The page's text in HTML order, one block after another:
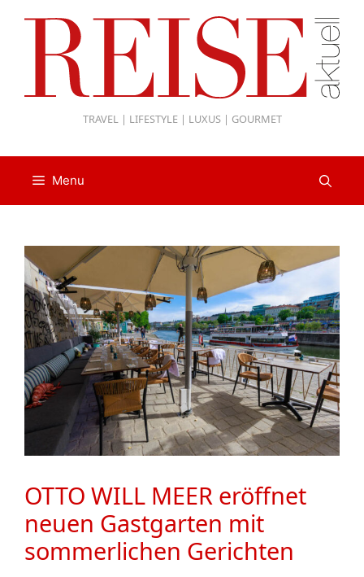
TRAVEL | LIFESTYLE | LUXUS | GOURMET
Menu
OTTO WILL MEER eröffnet
neuen Gastgarten mit
sommerlichen Gerichten